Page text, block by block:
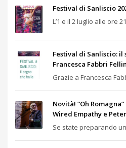
Festival di Sanliscio
L’1 e il 2 luglio alle ore
Festival di Sanliscio: il
Francesca Fabbri
Grazie a Francesca
Novità! “Oh
Wired Empathy e
Se state preparando